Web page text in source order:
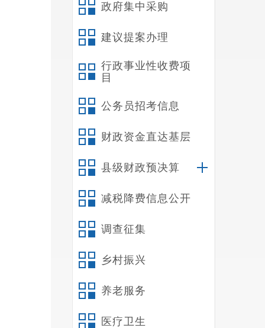
政府集中采购
建议提案办理
行政事业性收费项
目
公务员招考信息
财政资金直达基层
县级财政预决算
减税降费信息公开
调查征集
乡村振兴
养老服务
医疗卫生